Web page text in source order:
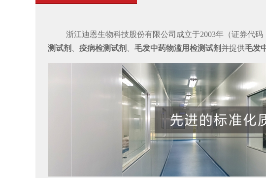
浙江迪恩生物科技股份有限公司成立于2003年（证券代
测试剂 、疫病检测试剂 、毛发中药物滥用检测试剂 并提供毛发